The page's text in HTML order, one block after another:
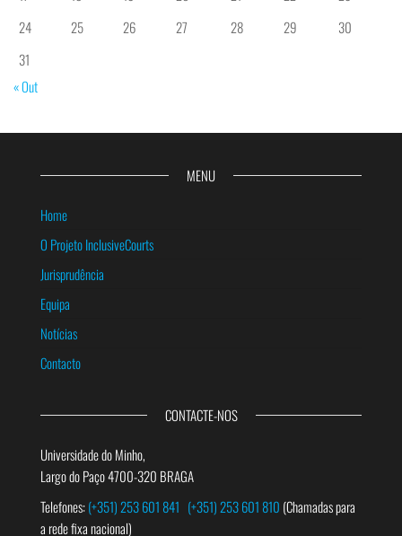
24
25 26 27 28 29
30
31
« Out
MENU
Home
O Projeto InclusiveCourts
Jurisprudência
Equipa
Notícias
Contacto
CONTACTE-NOS
Universidade do Minho,
Largo do Paço 4700-320 BRAGA
Telefones:(+351) 253 601 841 (+351) 253 601 810 (Chamadas para
a rede fixa nacional)